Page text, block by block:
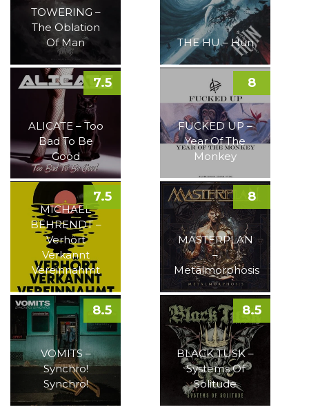
TOWERING –
The Oblation
Of Man
THE HU – Hun
ALICATE – Too
Bad To Be
Good
7.5
FUCKED UP –
Year Of The
Monkey
8
MICHAEL
BEHRENDT –
Verhört
Verkannt
Vereinnahmt
7.5
MASTERPLAN
–
Metalmorphosis
8
VOMITS –
Synchro!
Synchro!
8.5
BLACK TUSK –
Systems Of
Solitude
8.5